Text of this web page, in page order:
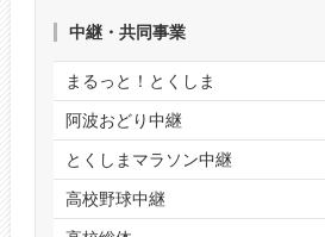
中継・共同事業
まるっと！とくしま
阿波おどり中継
とくしまマラソン中継
高校野球中継